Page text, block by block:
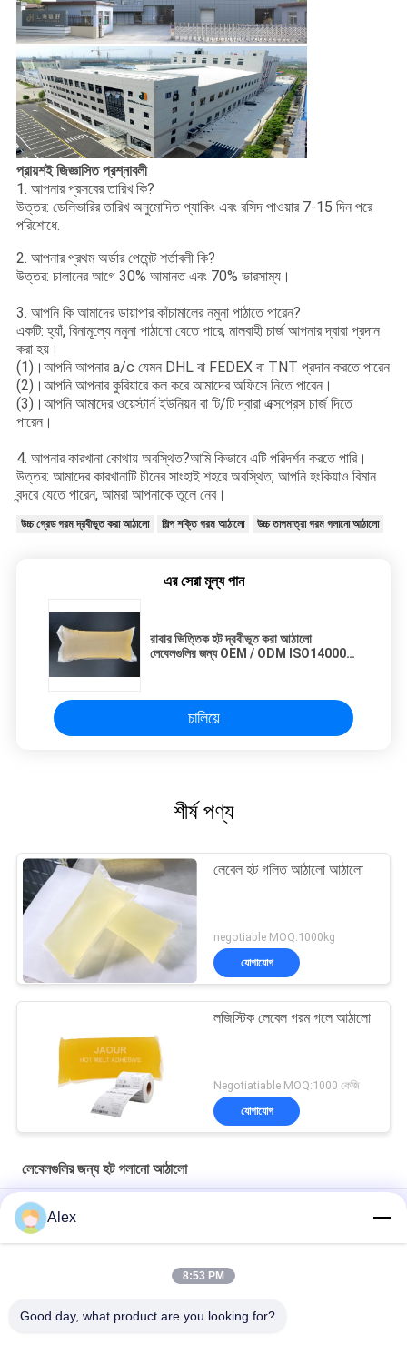
প্রায়শই জিজ্ঞাসিত প্রশ্নাবলী
1. আপনার প্রসবের তারিখ কি?
উত্তর: ডেলিভারির তারিখ অনুমোদিত প্যাকিং এবং রসিদ পাওয়ার 7-15 দিন পরে
পরিশোধে.
2. আপনার প্রথম অর্ডার পেমেন্ট শর্তাবলী কি?
উত্তর: চালানের আগে 30% আমানত এবং 70% ভারসাম্য।
3. আপনি কি আমাদের ডায়াপার কাঁচামালের নমুনা পাঠাতে পারেন?
একটি: হ্যাঁ, বিনামূল্যে নমুনা পাঠানো যেতে পারে, মালবাহী চার্জ আপনার দ্বারা প্রদান
করা হয়।
(1)।আপনি আপনার a/c যেমন DHL বা FEDEX বা TNT প্রদান করতে পারেন
(2)।আপনি আপনার কুরিয়ারে কল করে আমাদের অফিসে নিতে পারেন।
(3)।আপনি আমাদের ওয়েস্টার্ন ইউনিয়ন বা টি/টি দ্বারা এক্সপ্রেস চার্জ দিতে
পারেন।
4. আপনার কারখানা কোথায় অবস্থিত?আমি কিভাবে এটি পরিদর্শন করতে পারি।
উত্তর: আমাদের কারখানাটি চীনের সাংহাই শহরে অবস্থিত, আপনি হংকিয়াও বিমান
বন্দরে যেতে পারেন, আমরা আপনাকে তুলে নেব।
উচ্চ গ্রেড গরম দ্রবীভূত করা আঠালো শিল্প শক্তি গরম আঠালো উচ্চ তাপমাত্রা গরম গলানো আঠালো
এর সেরা মূল্য পান
রাবার ভিত্তিক হট দ্রবীভূত করা আঠালো
লেবেলগুলির জন্য OEM / ODM ISO14000
চালিয়ে
শীর্ষ পণ্য
লেবেল হট গলিত আঠালো আঠালো
negotiable MOQ:1000kg
যোগাযোগ
লজিস্টিক লেবেল গরম গলে আঠালো
Negotiatiable MOQ:1000 কেজি
যোগাযোগ
লেবেলগুলির জন্য হট গলানো আঠালো
গাম পেপার শীট তৈরির জন্য ভালো ট্যাক যুক্ত হট মেল্ট পিএসএ আঠালো আঠালো
গ্লাস বোতল লেবেলিং এর জন্য হট মেল্ট আঠালো আঠালো
কম গন্ধ এইচএমপিএসএ হট দ্রবীভূত চাপ সংবেদনশীল আঠালো লেবেলগুলির জন্য
Alex
8:53 PM
Good day, what product are you looking for?